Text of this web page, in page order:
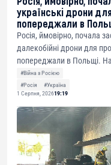
українські дрони
попереджали в
Росія, ймовірно, почала
далекобійні дрони для
попереджали в Польщі.
#Війна з Росією
#Росія
#Україна
1 Серпня, 202619:19